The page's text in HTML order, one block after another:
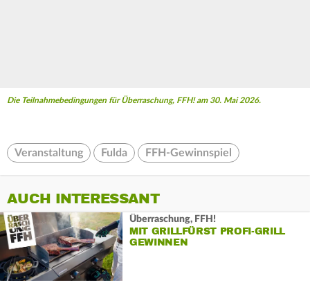
Die Teilnahmebedingungen für Überraschung, FFH! am 30. Mai 2026.
Veranstaltung Fulda FFH-Gewinnspiel
AUCH INTERESSANT
Überraschung, FFH!
MIT GRILLFÜRST PROFI-GRILL
GEWINNEN